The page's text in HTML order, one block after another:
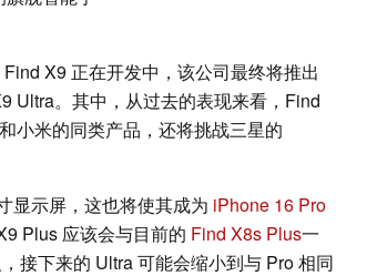
X9 正在开发中，该公司最终将推出
Ultra。其中，从过去的表现来看，Find
小米的同类产品，还将挑战三星的
显示屏，这也将使其成为 iPhone 16 Pro
Plus 应该会与目前的 Find X8s Plus一
接下来的 Ultra 可能会缩小到与 Pro 相同